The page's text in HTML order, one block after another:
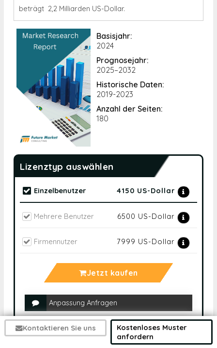
Kontaktieren Sie uns
Kostenloses Muster
anfordern
beträgt 2,2 Milliarden US-Dollar.
Basisjahr:
2024
Prognosejahr:
2025–2032
Historische Daten:
2019-2023
Anzahl der Seiten:
180
Lizenztyp auswählen
Einzelbenutzer 4150 US-Dollar
Mehrere Benutzer 6500 US-Dollar
Firmennutzer 7999 US-Dollar
Jetzt kaufen
Anpassung Anfragen
Rabatt Prüfen
Sprechen Sie Mit Einem Analysten